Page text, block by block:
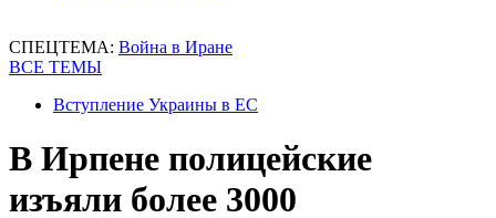
СПЕЦТЕМА: Война в Иране
ВСЕ ТЕМЫ
Вступление Украины в ЕС
В Ирпене полицейские
изъяли более 3000